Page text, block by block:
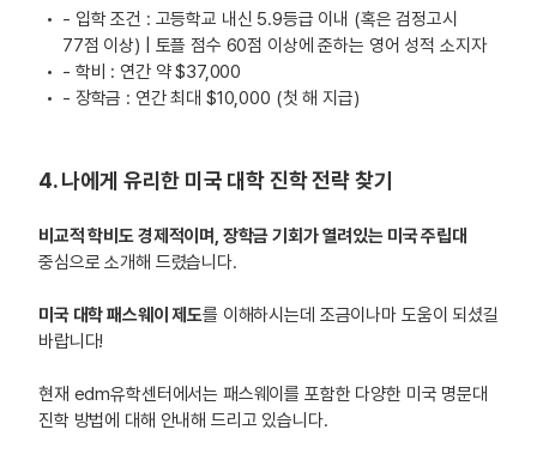
- 입학 조건 : 고등학교 내신 5.9등급 이내 (혹은 검정고시
77점 이상) | 토플 점수 60점 이상에 준하는 영어 성적 소지자
- 학비 : 연간 약 $37,000
- 장학금 : 연간 최대 $10,000 (첫 해 지급)
4. 나에게 유리한 미국 대학 진학 전략 찾기
비교적 학비도 경제적이며, 장학금 기회가 열려있는 미국 주립대
중심으로 소개해 드렸습니다.
미국 대학 패스웨이 제도를 이해하시는데 조금이나마 도움이 되셨길
바랍니다!
현재 edm유학센터에서는 패스웨이를 포함한 다양한 미국 명문대
진학 방법에 대해 안내해 드리고 있습니다.